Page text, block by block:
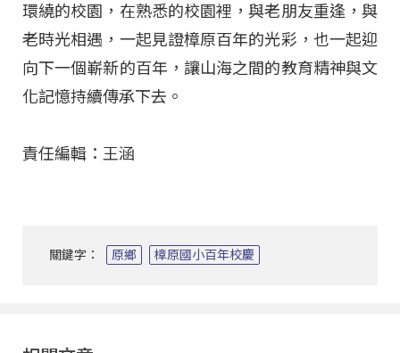
環繞的校園，在熟悉的校園裡，與老朋友重逢，與
老時光相遇，一起見證樟原百年的光彩，也一起迎
向下一個嶄新的百年，讓山海之間的教育精神與文
化記憶持續傳承下去。
責任編輯：王涵
關鍵字： 原鄉 樟原國小百年校慶